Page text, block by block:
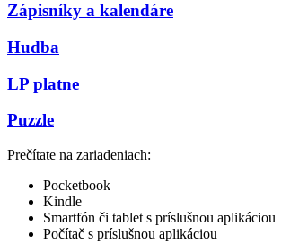
Zápisníky a kalendáre
Hudba
LP platne
Puzzle
Prečítate na zariadeniach:
Pocketbook
Kindle
Smartfón či tablet s príslušnou aplikáciou
Počítač s príslušnou aplikáciou